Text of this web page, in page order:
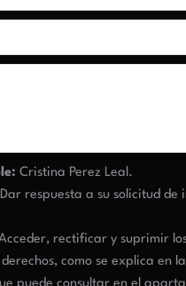
Cristina Perez Leal.
Dar respuesta a su solicitud
rectificar y suprimir
como se explica en